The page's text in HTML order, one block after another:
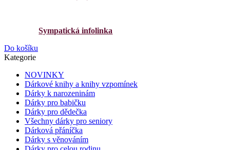
Sympatická infolinka
Do košíku
Kategorie
NOVINKY
Dárkové knihy a knihy vzpomínek
Dárky k narozeninám
Dárky pro babičku
Dárky pro dědečka
Všechny dárky pro seniory
Dárková přáníčka
Dárky s věnováním